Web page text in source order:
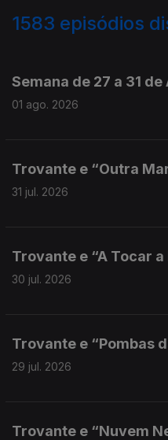
1583 episódios
Semana de 27 a 31
01 ago. 2026
Trovante e “Outra
31 jul. 2026
Trovante e “A Tocar a
30 jul. 2026
Trovante e “Pombas
29 jul. 2026
Trovante e “Nuvem